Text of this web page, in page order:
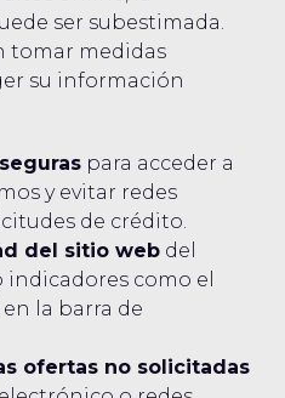
ser subestimada.
tomar medidas
su información
para acceder a
y evitar redes
de crédito.
del sitio web del
como el
la barra de
ofertas no solicitadas